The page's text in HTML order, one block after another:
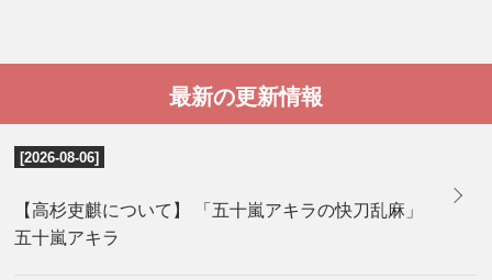
最新の更新情報
[2026-08-06]
【高杉吏麒について】 「五十嵐アキラの快刀乱麻」
五十嵐アキラ